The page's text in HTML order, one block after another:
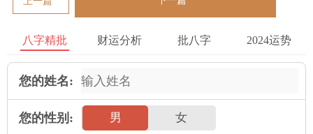
八字精批 财运分析 批八字 2024运势
您的姓名:
您的性别: 男 女